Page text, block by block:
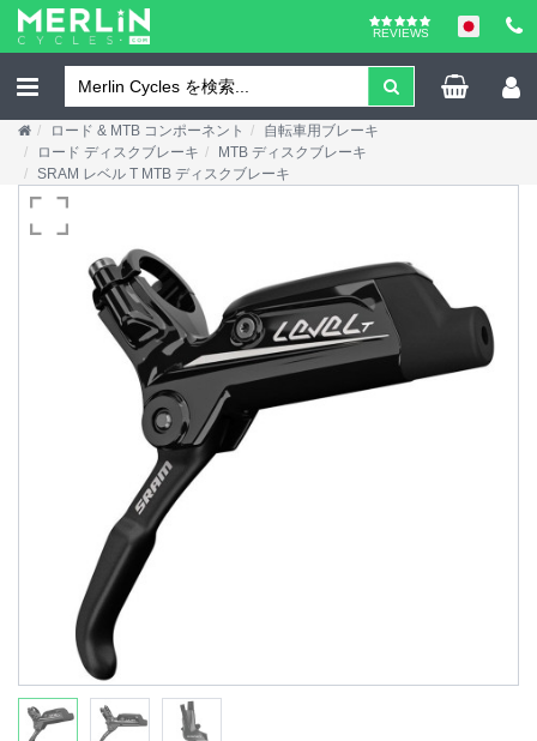
REVIEWS
ロード & MTB コンポーネント
自転車用ブレーキ
ロード ディスクブレーキ
MTB ディスクブレーキ
SRAM レベル T MTB ディスクブレーキ